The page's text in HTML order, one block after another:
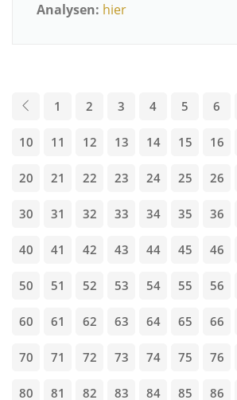
Analysen: hier
1 2 3 4 5 6
10 11 12 13 14 15 16
20 21 22 23 24 25 26
30 31 32 33 34 35 36
40 41 42 43 44 45 46
50 51 52 53 54 55 56
60 61 62 63 64 65 66
70 71 72 73 74 75 76
80 81 82 83 84 85 86